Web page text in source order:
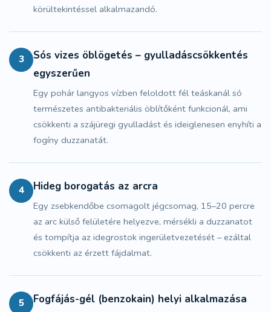
körültekintéssel alkalmazandó.
3
Sós vizes öblögetés – gyulladáscsökkentés
egyszerűen
Egy pohár langyos vízben feloldott fél teáskanál só
természetes antibakteriális öblítőként funkcionál, ami
csökkenti a szájüregi gyulladást és ideiglenesen enyhíti a
fogíny duzzanatát.
4 Hideg borogatás az arcra
Egy zsebkendőbe csomagolt jégcsomag, 15–20 percre
az arc külső felületére helyezve, mérsékli a duzzanatot
és tompítja az idegrostok ingerületvezetését – ezáltal
csökkenti az érzett fájdalmat.
5 Fogfájás-gél (benzokain) helyi alkalmazása